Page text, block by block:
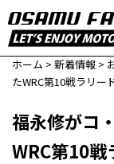
ホーム > 新着情報 >
たWRC第10戦ラリー
福永修がコ
WRC第10